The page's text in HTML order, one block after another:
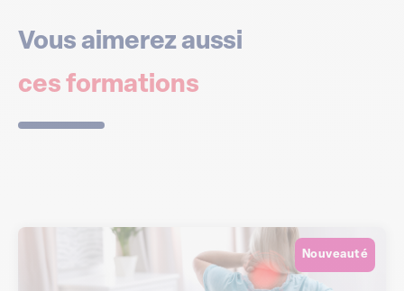
Vous aimerez aussi
ces formations
Nouveauté